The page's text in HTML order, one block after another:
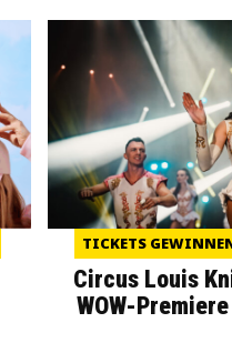
TICKETS
Circus Louis
WOW-